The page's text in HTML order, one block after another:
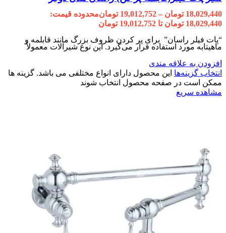
18,029,440 تومان –
19,012,752 تومانمحدوده قیمت:
18,029,440 تومان تا 19,012,752 تومان
“پات فیلر راسان” برای پر کردن ظروف بزرگ مانند قابلمه و
ماهیتابه مورد استفاده قرار می‌گیرد. این نوع شیرآلات معمولاً
افزودن به علاقه مندی
انتخاب گزینه‌ها این محصول دارای انواع مختلفی می باشد. گزینه ها
ممکن است در صفحه محصول انتخاب شوند
مشاهده سریع